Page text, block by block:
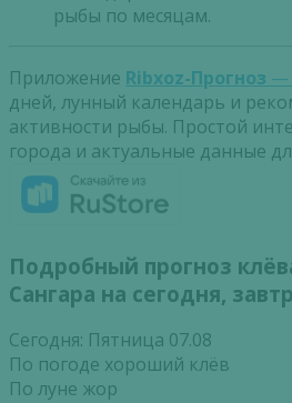
рыбы по месяцам.
Приложение Ribxoz-Прогноз —
дней, лунный календарь и
активности рыбы. Простой
города и актуальные данные
Подробный прогноз
Сангара на сегодня,
Сегодня: Пятница 07.08
По погоде хороший клёв
По луне жор